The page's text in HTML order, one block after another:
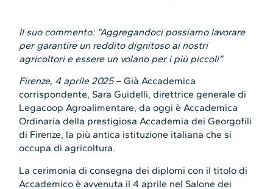
Il suo commento: “Aggregandoci possiamo lavorare
per garantire un reddito dignitoso ai nostri
agricoltori e essere un volano per i più piccoli”
Firenze, 4 aprile 2025– Già Accademica
corrispondente, Sara Guidelli, direttrice generale di
Legacoop Agroalimentare, da oggi è Accademica
Ordinaria della prestigiosa Accademia dei Georgofili
di Firenze, la più antica istituzione italiana che si
occupa di agricoltura.
La cerimonia di consegna dei diplomi con il titolo di
Accademico è avvenuta il 4 aprile nel Salone dei